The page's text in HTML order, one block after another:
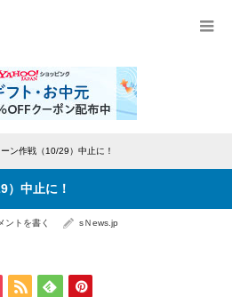
ン作戦（10/29）中止に！
）中止に！
ントを書く sＮews.jp